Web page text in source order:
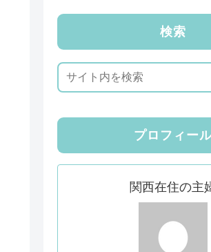
検索
プロフィー
関西在住の主